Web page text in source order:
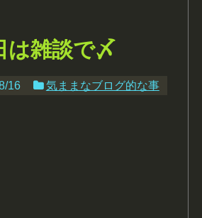
雑談で〆
16 気ままなブログ的な事